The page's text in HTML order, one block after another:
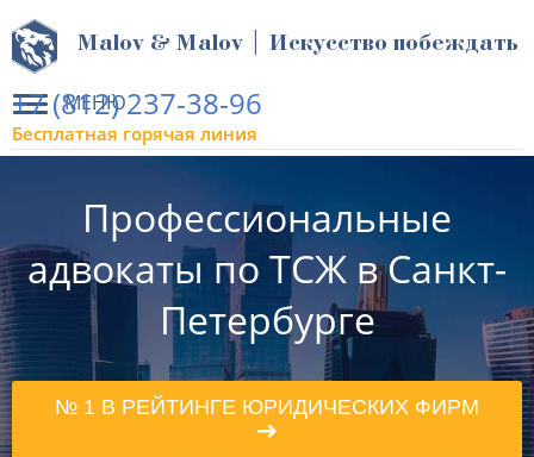
МЕНЮ
Malov & Malov | Искусство побеждать
+7 (812) 237-38-96
Бесплатная горячая линия
Профессиональные
адвокаты по ТСЖ в Санкт-
Петербурге
№ 1 В РЕЙТИНГЕ ЮРИДИЧЕСКИХ ФИРМ